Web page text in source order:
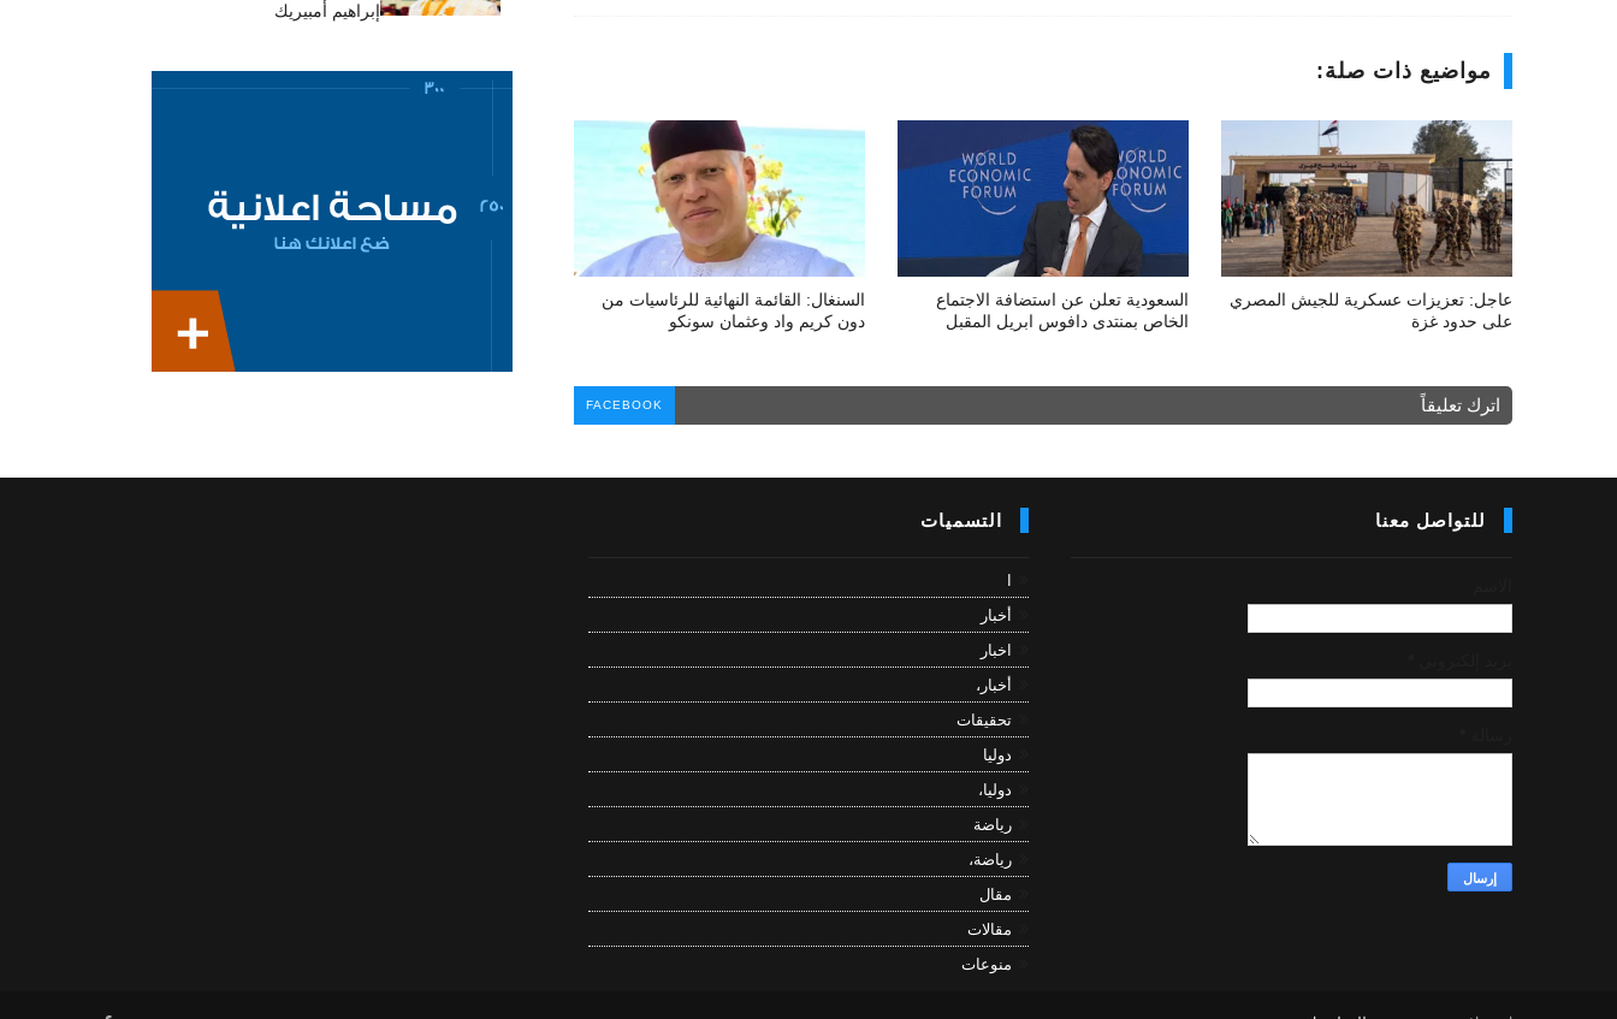
مواضيع ذات صلة:
عاجل: تعزيزات عسكرية للجيش المصري
على حدود غزة
السعودية تعلن عن استضافة الاجتماع
الخاص بمنتدى دافوس ابريل المقبل
السنغال: القائمة النهائية للرئاسيات من
دون كريم واد وعثمان سونكو
اترك تعليقاً FACEBOOK
إبراهيم أمبيريك
للتواصل معنا التسميات
أخبار
اخبار
أخبار،
تحقيقات
دوليا
دوليا،
رياضة
رياضة،
مقال
مقالات
منوعات